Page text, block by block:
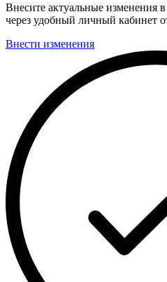
Внесите актуальные изменения
через удобный личный кабинет
Внести изменения